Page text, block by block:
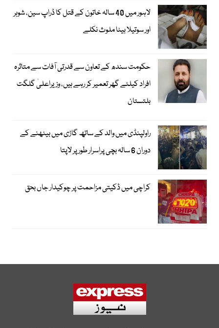
لاہور میں 40 سالہ خاتون کے قتل کا ڈراپ سین، شوہر
اور سوتیلا بیٹا ملوث نکلے
حکومت سندھ کے تعاون سے قدرتی آفات سے متاثرہ
افراد کیلئے گھر تعمیر کر رہے ہیں، وزیراعلیٰ گلگت
بلتستان
راولپنڈی میں والد کے ساتھ گاڑی میں بیٹھنے کے
دوران 6 سالہ بچی پراسرار طور پر لاپتا
کراچی میں ڈکیتی مزاحمت پر چوکیدار جاں بحق